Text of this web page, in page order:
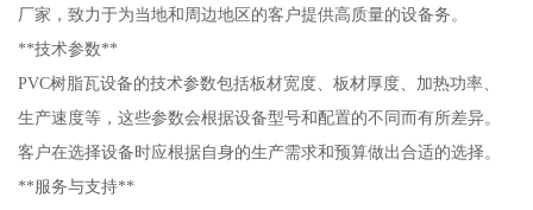
厂家，致力于为当地和周边地区的客户提供高质量的设备务。
**技术参数**
PVC树脂瓦设备的技术参数包括板材宽度、板材厚度、加热功率、
生产速度等，这些参数会根据设备型号和配置的不同而有所差异。
客户在选择设备时应根据自身的生产需求和预算做出合适的选择。
**服务与支持**